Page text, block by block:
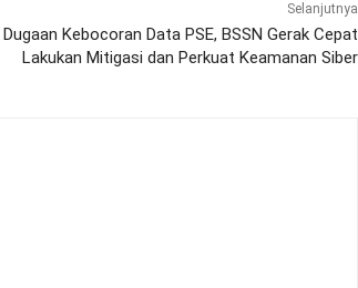
Selanjutnya
Dugaan Kebocoran Data PSE, BSSN Gerak Cepat
Lakukan Mitigasi dan Perkuat Keamanan Siber